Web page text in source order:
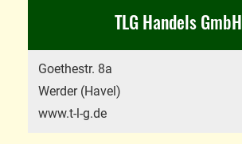
TLG Handels GmbH
Goethestr. 8a
Werder (Havel)
www.t-l-g.de